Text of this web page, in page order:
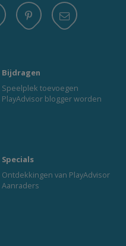
Bijdragen
Speelplek toevoegen
PlayAdvisor blogger worden
Specials
Ontdekkingen van PlayAdvisor
Aanraders